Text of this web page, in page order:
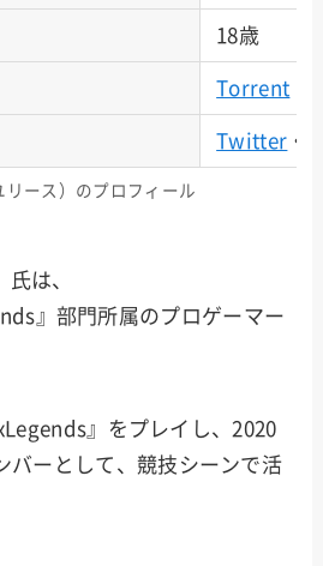
18歳
Torrent
Twitter ・
リース）のプロフィール
は、
』部門所属のプロゲーマー
』をプレイし、2020
バーとして、競技シーンで活